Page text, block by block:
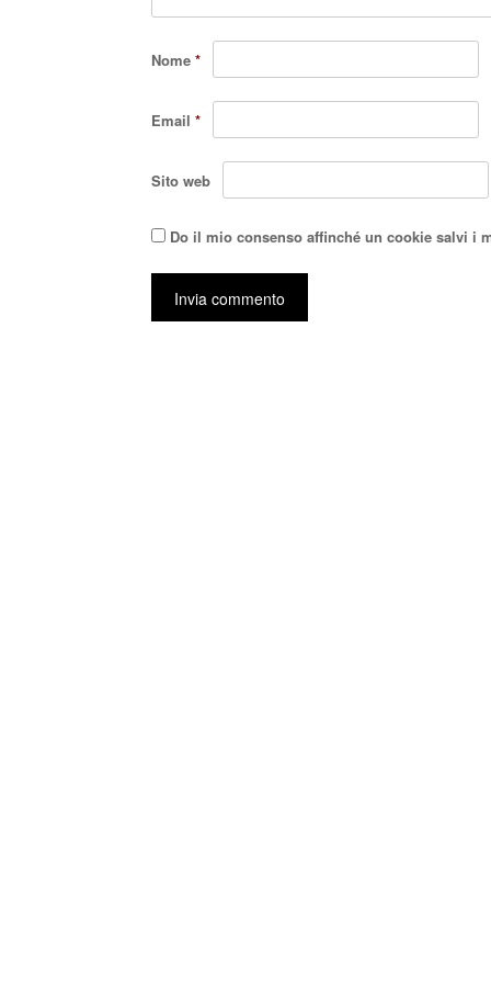
Nome *
Email *
Sito web
Do il mio consenso affinché un cookie salvi i